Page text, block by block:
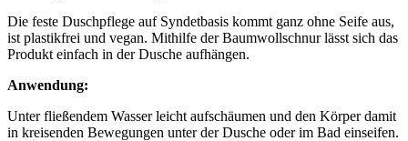
Die feste Duschpflege auf Syndetbasis kommt ganz ohne Seife aus,
ist plastikfrei und vegan. Mithilfe der Baumwollschnur lässt sich das
Produkt einfach in der Dusche aufhängen.
Anwendung:
Unter fließendem Wasser leicht aufschäumen und den Körper damit
in kreisenden Bewegungen unter der Dusche oder im Bad einseifen.